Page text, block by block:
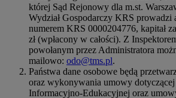
której Sąd Rejonowy dla m.st.
Wydział Gospodarczy KRS prowadzi
numerem KRS 0000204776, kapitał
zł (wpłacony w całości). Z
powołanym przez Administratora
mailowo: odo@tms.pl.
Państwa dane osobowe będą
oraz wykonywania umowy dotyczącej
Informacyjno-Edukacyjnej oraz